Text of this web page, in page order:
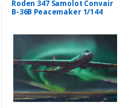
Roden 347 Samolot Convair
B-36B Peacemaker 1/144